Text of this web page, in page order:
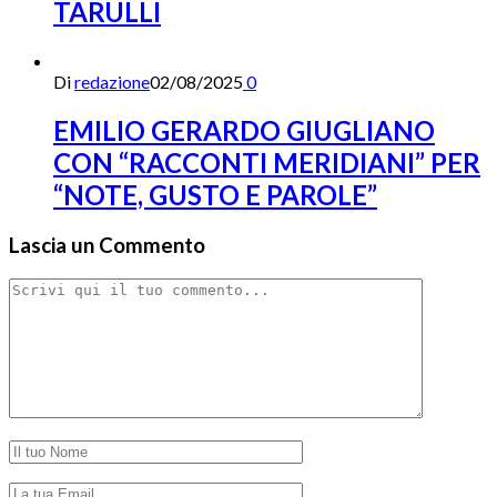
TARULLI
Diredazione02/08/20250
EMILIO GERARDO GIUGLIANO
CON “RACCONTI MERIDIANI” PER
“NOTE, GUSTO E PAROLE”
Lascia un Commento